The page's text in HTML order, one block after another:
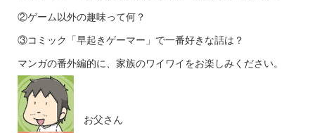
②ゲーム以外の趣味って何？
③コミック「早起きゲーマー」で一番好きな話は？
マンガの番外編的に、家族のワイワイをお楽しみください。
お父さん